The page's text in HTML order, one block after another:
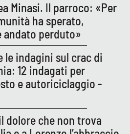
Minasi. Il parroco: «Per
ha sperato,
andato perduto»
le indagini sul crac di
12 indagati per
e autoriciclaggio -
dolore che non trova